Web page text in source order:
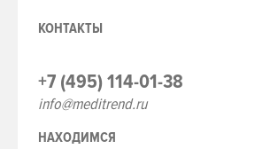
КОНТАКТЫ
+7 (495) 114-01-38
info@meditrend.ru
НАХОДИМСЯ